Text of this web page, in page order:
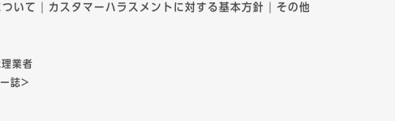
いて カスタマーハラスメントに対する基本方針 その他
業者
誌>